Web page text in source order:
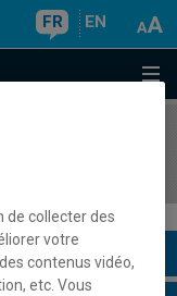
FR EN
de collecter des
votre
contenus vidéo,
etc. Vous